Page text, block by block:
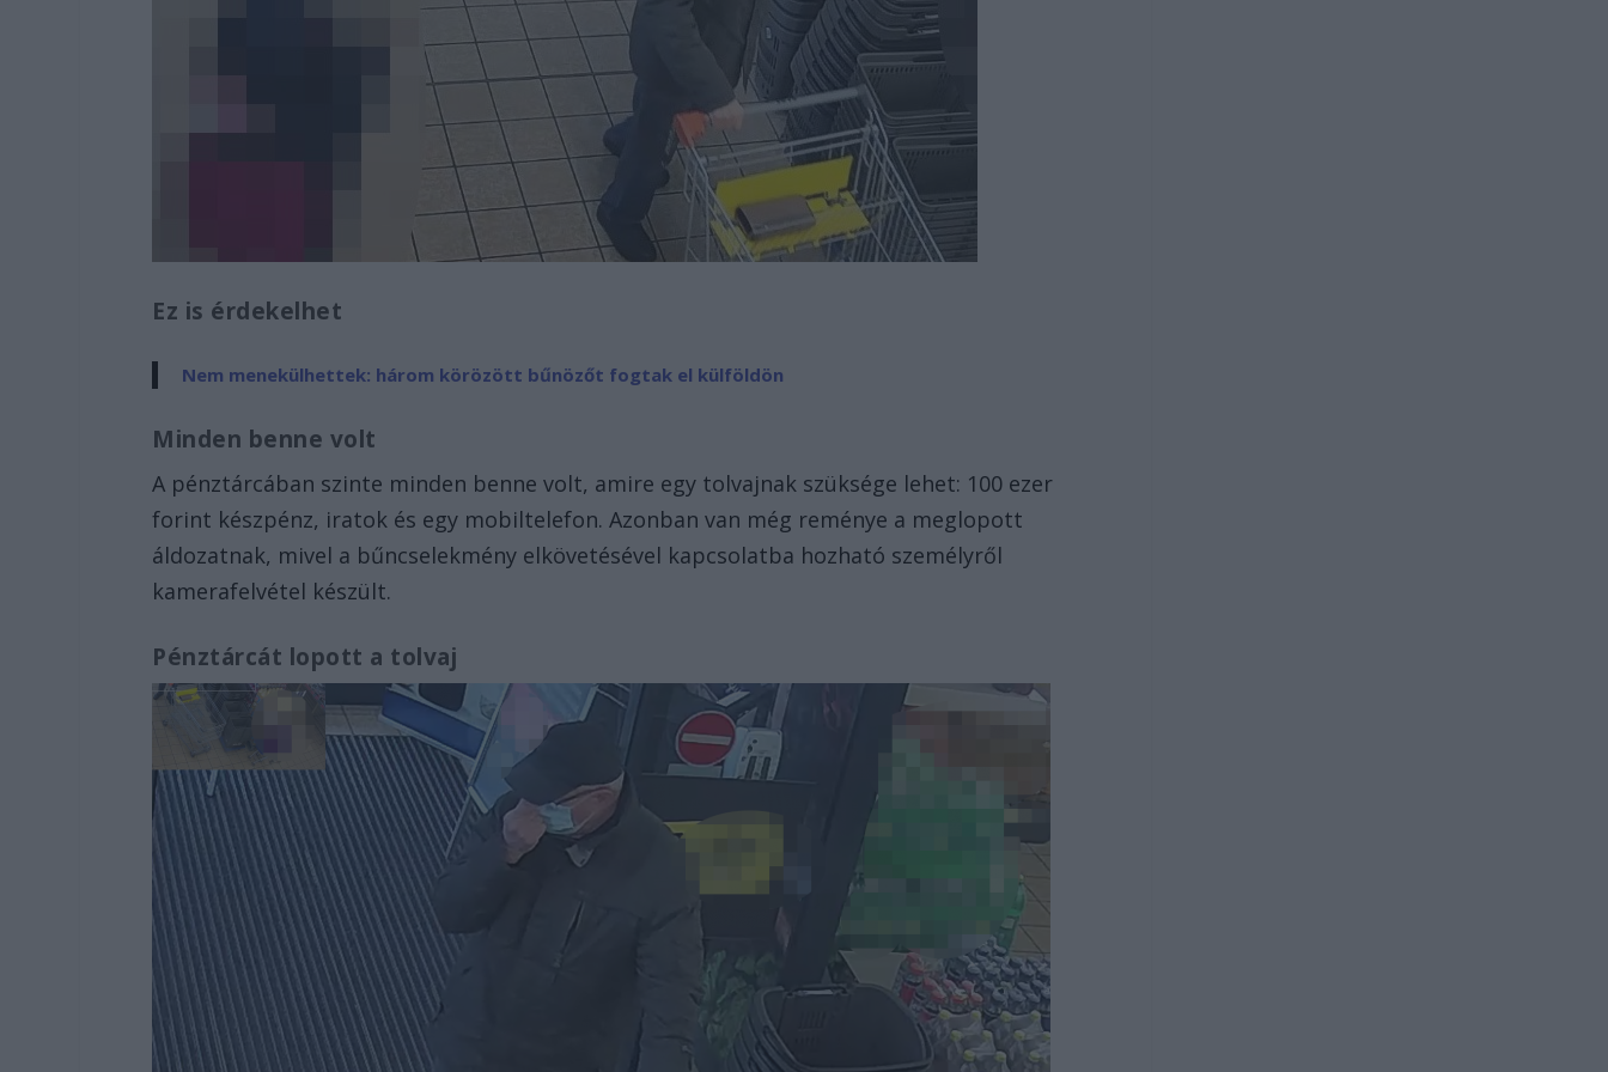
Ez is érdekelhet
Nem menekülhettek: három körözött bűnözőt fogtak el külföldön
Minden benne volt
A pénztárcában szinte minden benne volt, amire egy tolvajnak szüksége lehet: 100 ezer
forint készpénz, iratok és egy mobiltelefon. Azonban van még reménye a meglopott
áldozatnak, mivel a bűncselekmény elkövetésével kapcsolatba hozható személyről
kamerafelvétel készült.
Pénztárcát lopott a tolvaj